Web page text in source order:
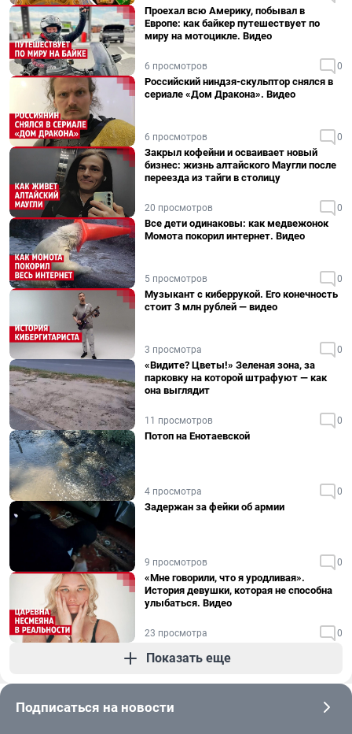
Проехал всю Америку, побывал в
Европе: как байкер путешествует по
миру на мотоцикле. Видео
6 просмотров 0
Российский ниндзя-скульптор снялся в
сериале «Дом Дракона». Видео
6 просмотров 0
Закрыл кофейни и осваивает новый
бизнес: жизнь алтайского Маугли после
переезда из тайги в столицу
20 просмотров 0
Все дети одинаковы: как медвежонок
Момота покорил интернет. Видео
5 просмотров 0
Музыкант с киберрукой. Его конечность
стоит 3 млн рублей — видео
3 просмотра 0
«Видите? Цветы!» Зеленая зона, за
парковку на которой штрафуют — как
она выглядит
11 просмотров 0
Потоп на Енотаевской
4 просмотра 0
Задержан за фейки об армии
9 просмотров 0
«Мне говорили, что я уродливая».
История девушки, которая не способна
улыбаться. Видео
23 просмотра 0
Показать еще
Подписаться на новости